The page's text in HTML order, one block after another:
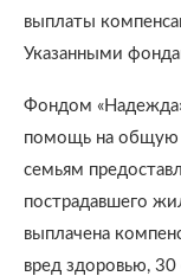
выплаты
Указанными
Фондом
помощь на общую
семьям
пострадавшего
выплачена
вред здоровью,